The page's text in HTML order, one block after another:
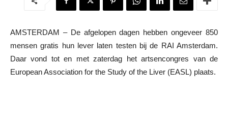
AMSTERDAM – De afgelopen dagen hebben ongeveer 850
mensen gratis hun lever laten testen bij de RAI Amsterdam.
Daar vond tot en met zaterdag het artsencongres van de
European Association for the Study of the Liver (EASL) plaats.